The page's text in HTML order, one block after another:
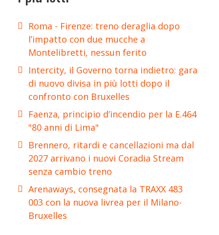
Roma - Firenze: treno deraglia dopo
l’impatto con due mucche a
Montelibretti, nessun ferito
Intercity, il Governo torna indietro: gara
di nuovo divisa in più lotti dopo il
confronto con Bruxelles
Faenza, principio d’incendio per la E.464
"80 anni di Lima"
Brennero, ritardi e cancellazioni ma dal
2027 arrivano i nuovi Coradia Stream
senza cambio treno
Arenaways, consegnata la TRAXX 483
003 con la nuova livrea per il Milano-
Bruxelles